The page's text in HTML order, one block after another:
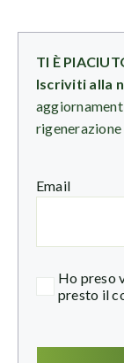
TI È
Iscriviti alla
Email
Ho preso
presto il